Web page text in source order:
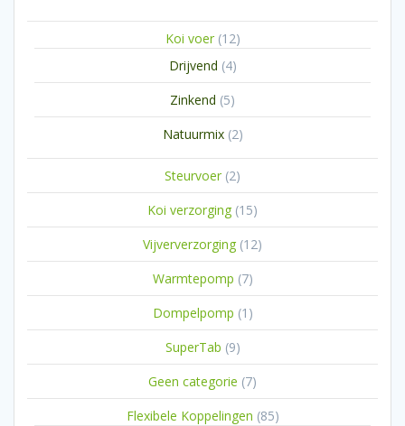
Koi voer 1212
Drijvend 44
producten
Zinkend 55
producten
Natuurmix 22
Steurvoer 22
producten
Koi verzorging 1515
producten
Vijververzorging 1212
producten
Warmtepomp 77
producten
Dompelpomp 1 1
product
SuperTab 99
producten
Geen categorie 77
producten
Flexibele Koppelingen 8585